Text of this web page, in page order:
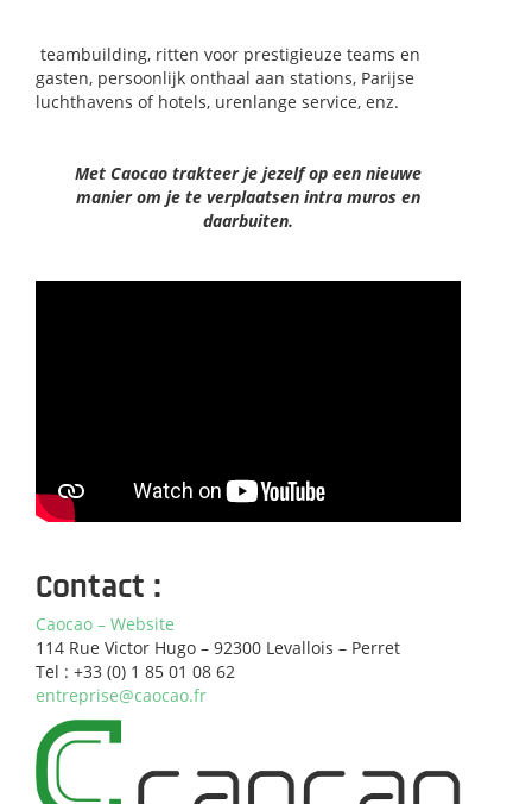
teambuilding, ritten voor prestigieuze teams en
gasten, persoonlijk onthaal aan stations, Parijse
luchthavens of hotels, urenlange service, enz.
Met Caocao trakteer je jezelf op een nieuwe
manierom je te verplaatsen intra muros en
daarbuiten.
Contact :
Caocao – Website
114 Rue Victor Hugo – 92300 Levallois – Perret
Tel : +33 (0) 1 85 01 08 62
entreprise@caocao.fr